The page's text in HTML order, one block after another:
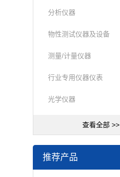
分析仪器
物性测试仪器及设备
测量/计量仪器
行业专用仪器仪表
光学仪器
查看全部 >>
推荐产品